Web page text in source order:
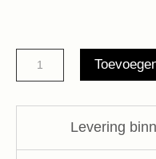
tank
top
Levering